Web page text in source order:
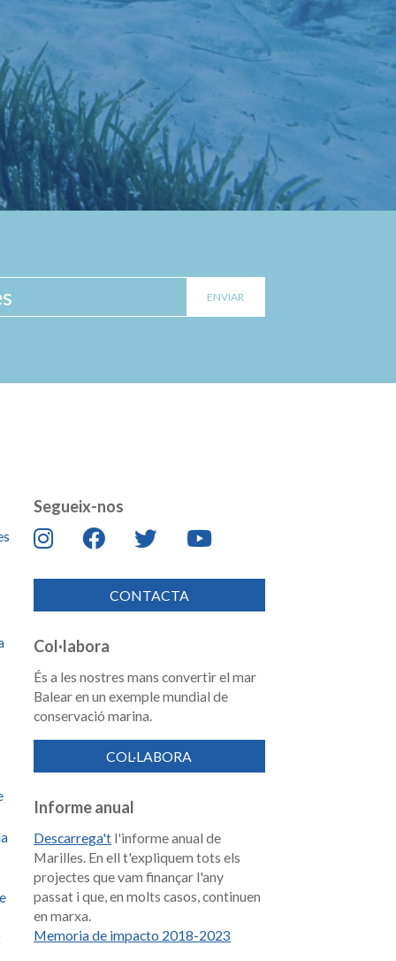
Segueix-nos
CONTACTA
Col·labora
És a les nostres mans convertir el mar
Balear en un exemple mundial de
conservació marina.
COL·LABORA
Informe anual
Descarrega't l'informe anual de
Marilles. En ell t'expliquem tots els
projectes que vam finançar l'any
passat i que, en molts casos, continuen
en marxa.
Memoria de impacto 2018-2023